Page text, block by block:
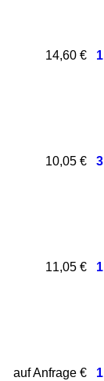
14,60 € 1
10,05 € 3
11,05 € 1
auf Anfrage € 1